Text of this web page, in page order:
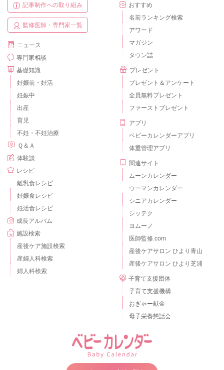
記事制作への取り組み
監修医師・専門家一覧
ニュース
専門家相談
基礎知識
妊娠前・妊活
妊娠中
出産
育児
不妊・不妊治療
Ｑ＆Ａ
体験談
レシピ
離乳食レシピ
妊娠食レシピ
妊活食レシピ
成長アルバム
施設検索
産後ケア施設検索
産婦人科検索
婦人科検索
おすすめ
名前ランキング検索
アワード
マガジン
タウン誌
プレゼント
プレゼント＆アンケート
全員無料プレゼント
ファーストプレゼント
アプリ
ベビーカレンダーアプリ
体重管理アプリ
関連サイト
ムーンカレンダー
ウーマンカレンダー
シニアカレンダー
シッテク
ヨムーノ
医師監修.com
産後ケアサロン ひより青山
産後ケアサロン ひより芝浦
子育て支援団体
子育て支援機構
おぎゃー献金
母子栄養懇話会